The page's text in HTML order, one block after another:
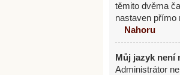
těmito dvěma
nastaven přímo
Nahoru
Můj jazyk není
Administrátor